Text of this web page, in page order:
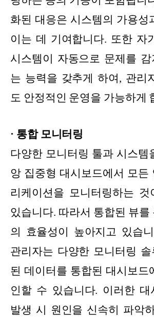
화된 대응은 시스템의 가용성
이는 데 기여합니다. 또한 자
시스템이 자동으로 문제를
는 능력을 갖추게 하여, 관리
도 안정적인 운영을 가능하게
· 통합 모니터링
다양한 모니터링 툴과 시스템
앙 집중형 대시보드에서 모든
리케이션을 모니터링하는 것
있습니다. 따라서 통합된 뷰를
의 효율성이 높아지고 있습
관리자는 다양한 모니터링 솔
된 데이터를 통합된 대시보드
인할 수 있습니다. 이러한 대
발생 시 원인을 신속히 파악